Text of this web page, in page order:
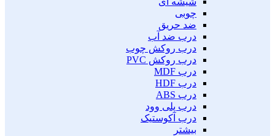
چوبی
ضد حریق
درب ضد آب
درب روکش چوب
درب روکش PVC
درب MDF
درب HDF
درب ABS
درب پلی وود
درب آکوستیک
بیشتر